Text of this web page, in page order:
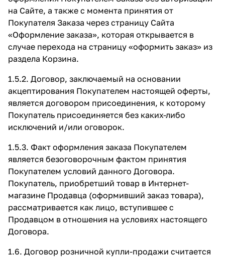
на Сайте, а также с момента принятия от
Покупателя Заказа через страницу Сайта
«Оформление заказа», которая открывается в
случае перехода на страницу «оформить заказ» из
раздела Корзина.
1.5.2. Договор, заключаемый на основании
акцептирования Покупателем настоящей оферты,
является договором присоединения, к которому
Покупатель присоединяется без каких-либо
исключений и/или оговорок.
1.5.3. Факт оформления заказа Покупателем
является безоговорочным фактом принятия
Покупателем условий данного Договора.
Покупатель, приобретший товар в Интернет-
магазине Продавца (оформивший заказ товара),
рассматривается как лицо, вступившее с
Продавцом в отношения на условиях настоящего
Договора.
1.6. Договор розничной купли-продажи считается